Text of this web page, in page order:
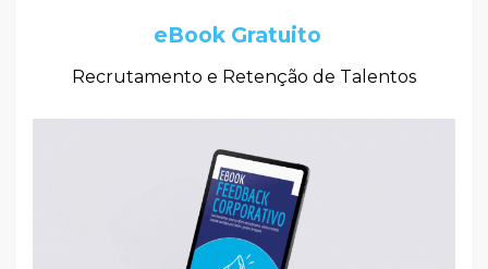
eBook Gratuito
Recrutamento e Retenção de Talentos